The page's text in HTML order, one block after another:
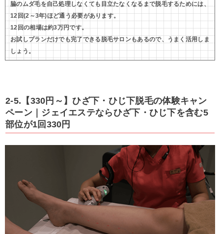
脇のムダ毛を自己処理しなくても目立たなくなるまで脱毛するためには、
12回(2～3年)ほど通う必要があります。
12回の相場は約3万円です。
お試しプランだけでも完了できる脱毛サロンもあるので、うまく活用しま
しょう。
2-5.【330円～】ひざ下・ひじ下脱毛の体験キャン
ペーン｜ジェイエステならひざ下・ひじ下を含む5
部位が1回330円